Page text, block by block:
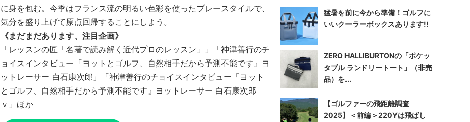
に身を包む。今季はフランス流の明るい色彩を使ったプレースタイルで、
気分を盛り上げて原点回帰することにしよう。
《まだまだあります、注目企画》
「レッスンの匠「名著で読み解く近代プロのレッスン」」「神津善行のチ
ョイスインタビュー「ヨットとゴルフ、自然相手だから予測不能です』ヨ
ットレーサー 白石康次郎」「神津善行のチョイスインタビュー「ヨット
とゴルフ、自然相手だから予測不能です』ヨットレーサー 白石康次郎
ｖ」ほか
猛暑を前に今から準備！ゴルフに
いいクーラーボックスあります!!
ZERO HALLIBURTONの「ポケッ
タブル ランドリートート」（非売
品）を...
【ゴルファーの飛距離調査
2025】＜前編＞220Yは飛ばし